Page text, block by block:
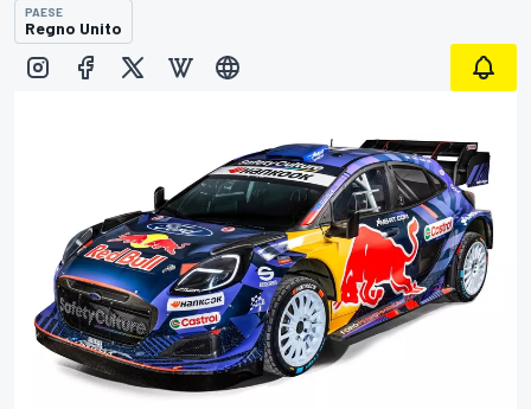
PAESE
Regno Unito